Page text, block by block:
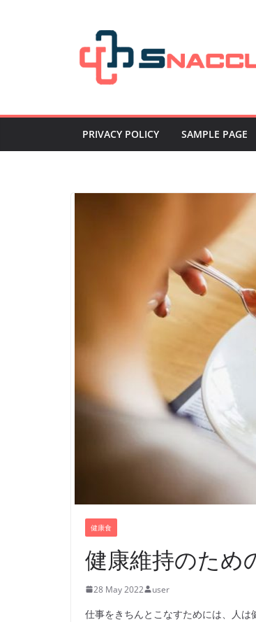
PRIVACY POLICY SAMPLE PAGE
健康食
健康維持のため
28 May 2022 user
仕事をきちんとこなすためには、人